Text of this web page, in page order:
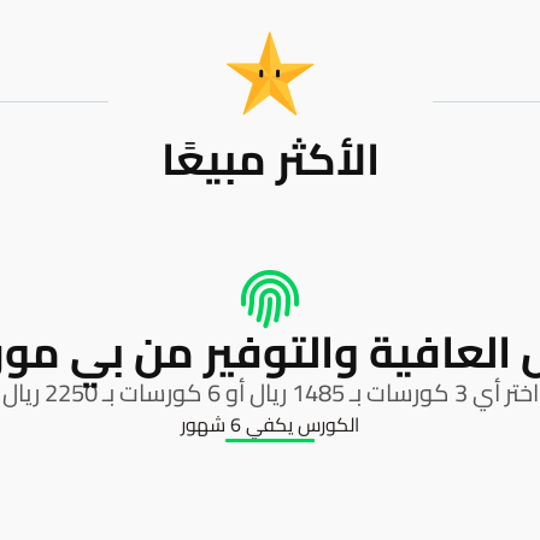
الأكثر مبيعًا
والتوفير من بي اختر أي 3 كورسات بـ 1485 ريال أو 6 كورسات بـ 2250 ريال
الكورس يكفي 6 شهور